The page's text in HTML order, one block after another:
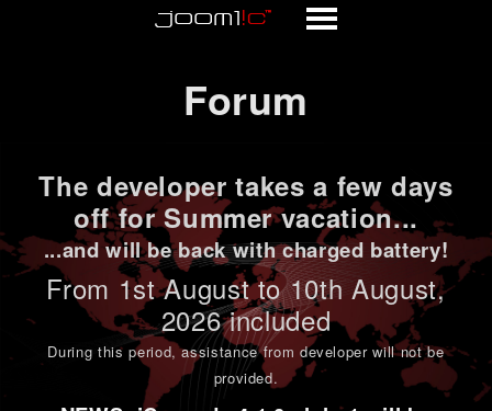
Forum
The developer takes a few days
off for Summer vacation...
...and will be back with charged battery!
From 1stAugust to 10th August,
2026 included
During this period,assistance from developer will not be
provided.